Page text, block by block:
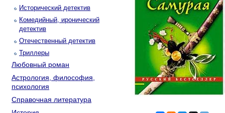
Исторический детектив
Комедийный, иронический
детектив
Отечественный детектив
Триллеры
Любовный роман
Астрология, философия,
психология
Справочная литература